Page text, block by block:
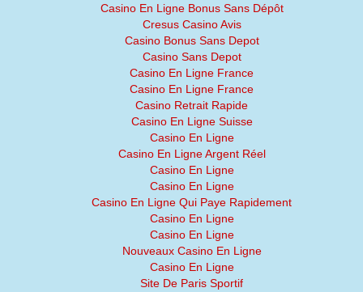
Casino En Ligne Bonus Sans Dépôt
Cresus Casino Avis
Casino Bonus Sans Depot
Casino Sans Depot
Casino En Ligne France
Casino En Ligne France
Casino Retrait Rapide
Casino En Ligne Suisse
Casino En Ligne
Casino En Ligne Argent Réel
Casino En Ligne
Casino En Ligne
Casino En Ligne Qui Paye Rapidement
Casino En Ligne
Casino En Ligne
Nouveaux Casino En Ligne
Casino En Ligne
Site De Paris Sportif